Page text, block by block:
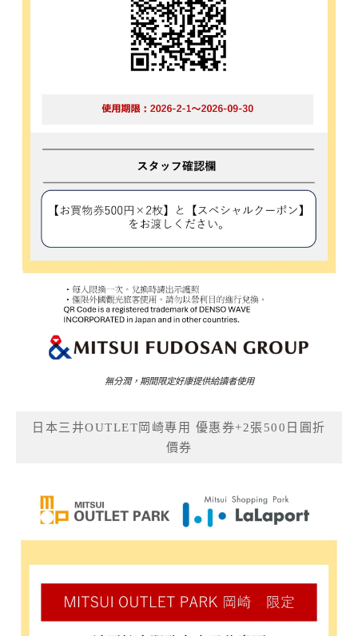
無分潤，期間限定好康提供給讀者使用
日本三井OUTLET岡崎專用 優惠券+2張500日圓折
價券